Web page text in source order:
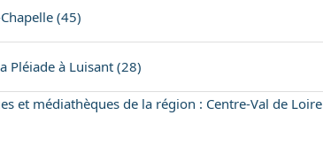
(45)
Pléiade à Luisant (28)
et médiathèques de la région : Centre-Val de Loire